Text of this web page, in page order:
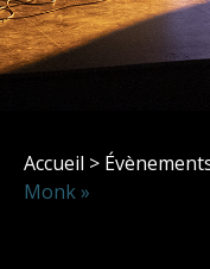
Accueil >
Monk »